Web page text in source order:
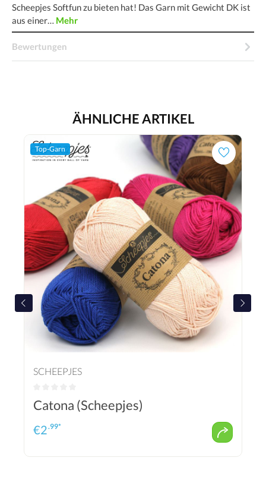
Scheepjes Softfun zu bieten hat! Das Garn mit Gewicht DK ist
aus einer… Mehr
Bewertungen
ÄHNLICHE ARTIKEL
Top-Garn
SCHEEPJES
Catona (Scheepjes)
€2.99*